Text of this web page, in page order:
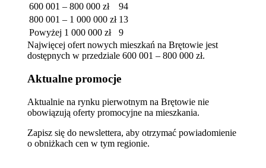
600 001 – 800 000 zł
94
800 001 – 1 000 000 zł 13
Powyżej 1 000 000 zł
9
Najwięcej ofert nowych mieszkań na Brętowie jest
dostępnych w przedziale 600 001 – 800 000 zł.
Aktualne promocje
Aktualnie na rynku pierwotnym na Brętowie nie
obowiązują oferty promocyjne na mieszkania.
Zapisz się do newslettera, aby otrzymać powiadomienie
o obniżkach cen w tym regionie.